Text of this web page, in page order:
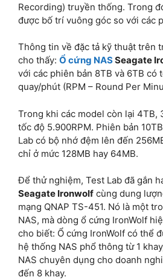
Recording) truyền thống. Trong
được bố trí vuông góc so với các
Thông tin về đặc tả kỹ thuật trên
cho thấy: Ổ cứng NASSeagate
với các phiên bản 8TB và 6TB có
quay/phút (RPM – Round Per
Trong khi các model còn lại 4TB,
tốc độ 5.900RPM. Phiên bản
Lab có bộ nhớ đệm lên đến
chỉ ở mức 128MB hay 64MB.
Để thử nghiệm, Test Lab đã gắn
Seagate Ironwolf cùng dung
mạng QNAP TS-451. Nó là một
NAS, mà dòng ổ cứng IronWolf
cho biết: Ổ cứng IronWolf có thể
hệ thống NAS phổ thông từ 1
NAS chuyên dụng cho doanh
đến 8 khay.